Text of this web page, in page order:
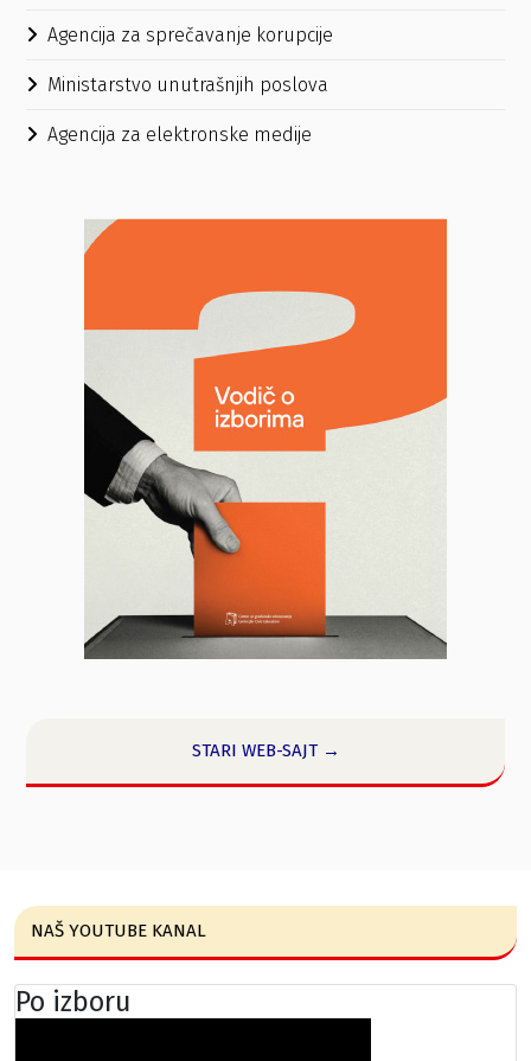
Agencija za sprečavanje korupcije
Ministarstvo unutrašnjih poslova
Agencija za elektronske medije
STARI WEB-SAJT →
NAŠ YOUTUBE KANAL
Po izboru